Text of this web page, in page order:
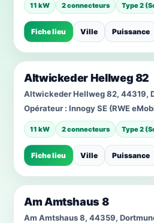
11 kW 2 connecteurs Type 2
Fiche lieu Ville Puissance
Altwickeder Hellweg 82
Altwickeder Hellweg 82, 44319,
Opérateur : Innogy SE (RWE
11 kW 2 connecteurs Type 2
Fiche lieu Ville Puissance
Am Amtshaus 8
Am Amtshaus 8, 44359,